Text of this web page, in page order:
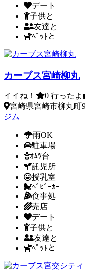
デート
子供と
友達と
ﾍﾟｯﾄと
カーブス宮崎柳丸
イイね！ 0 行ったよ
宮崎県宮崎市柳丸町
ジム
雨OK
駐車場
ｵﾑﾂ台
託児所
授乳室
ﾍﾞﾋﾞｰｶｰ
食事処
売店
デート
子供と
友達と
ﾍﾟｯﾄと